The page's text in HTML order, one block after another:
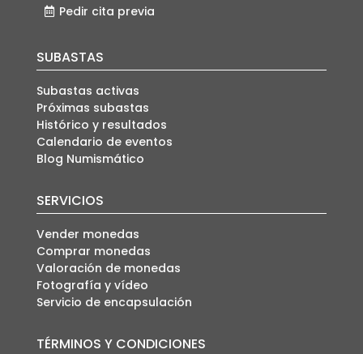
Pedir cita previa
SUBASTAS
Subastas activas
Próximas subastas
Histórico y resultados
Calendario de eventos
Blog Numismático
SERVICIOS
Vender monedas
Comprar monedas
Valoración de monedas
Fotografía y vídeo
Servicio de encapsulación
TÉRMINOS Y CONDICIONES